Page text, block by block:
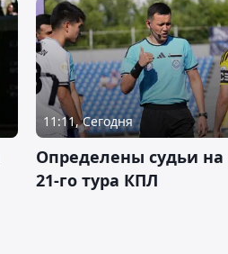
11:11, Сегодня
Определены судьи
21-го тура КПЛ